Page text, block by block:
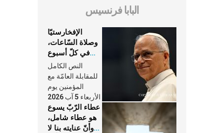
البابا فرنسيس
الإفخارستيّا
وصلاة السّاعات،
في كلّ أسبوع
وكلّ يوم، هما
النَّفَس في حياة
الكنيسة
النص الكامل
للمقابلة العامّة مع
المؤمنين يوم
الأربعاء 5 آب 2026
عطاء الرّبّ يسوع
هو عطاء شامل،
وأنّ عنايته بنا لا